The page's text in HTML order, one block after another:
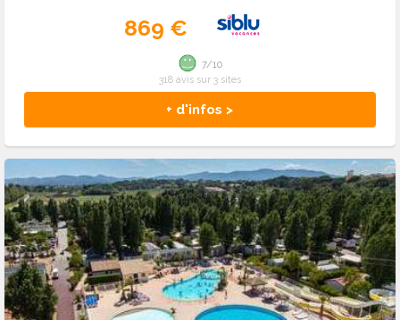
869 €
+ d'infos >
7/10
318 avis sur 3 sites